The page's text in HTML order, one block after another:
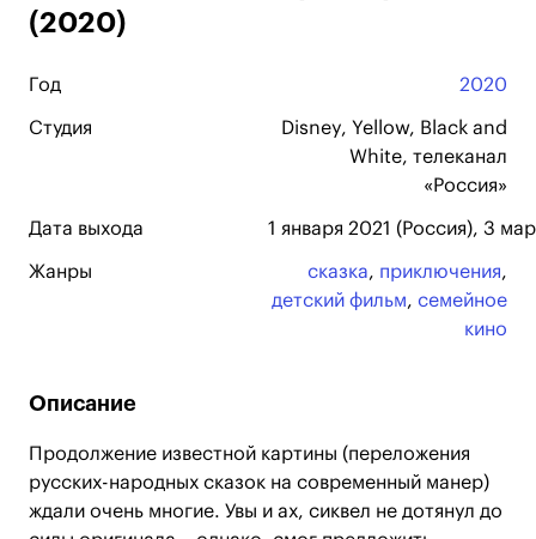
(2020)
Год 2020
Студия
Disney, Yellow, Black and
White, телеканал
«Россия»
Дата выхода 1 января 2021 (Россия), 3
Жанры сказка, приключения,
детский фильм, семейное
кино
Описание
Продолжение известной картины (переложения
русских-народных сказок на современный манер)
ждали очень многие. Увы и ах, сиквел не дотянул до